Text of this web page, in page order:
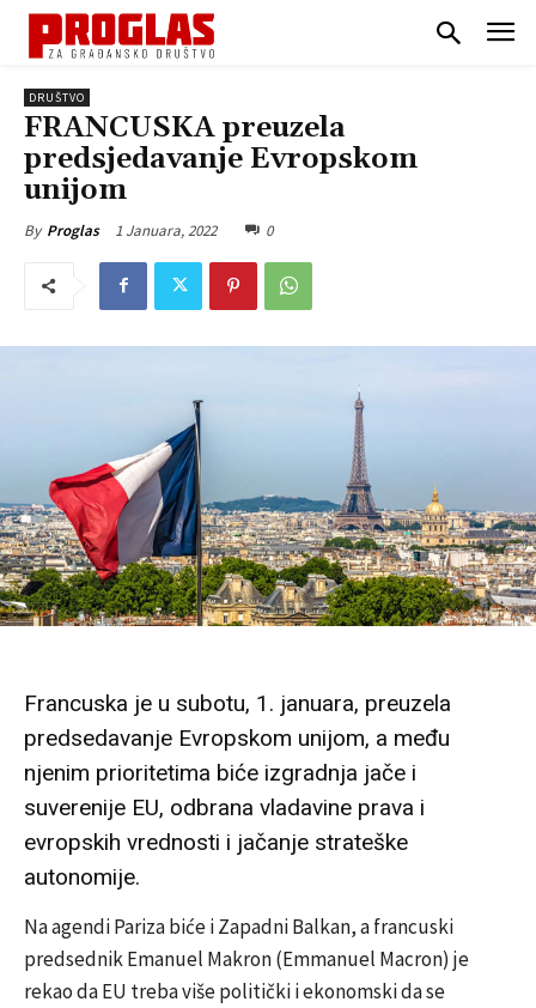
DRUŠTVO
FRANCUSKA preuzela
predsjedavanje Evropskom
unijom
By Proglas 1 Januara, 2022 0
Francuska je u subotu, 1. januara, preuzela
predsedavanje Evropskom unijom, a među
njenim prioritetima biće izgradnja jače i
suverenije EU, odbrana vladavine prava i
evropskih vrednosti i jačanje strateške
autonomije.
Na agendi Pariza biće i Zapadni Balkan, a francuski
predsednik Emanuel Makron (Emmanuel Macron) je
rekao da EU treba više politički i ekonomski da se